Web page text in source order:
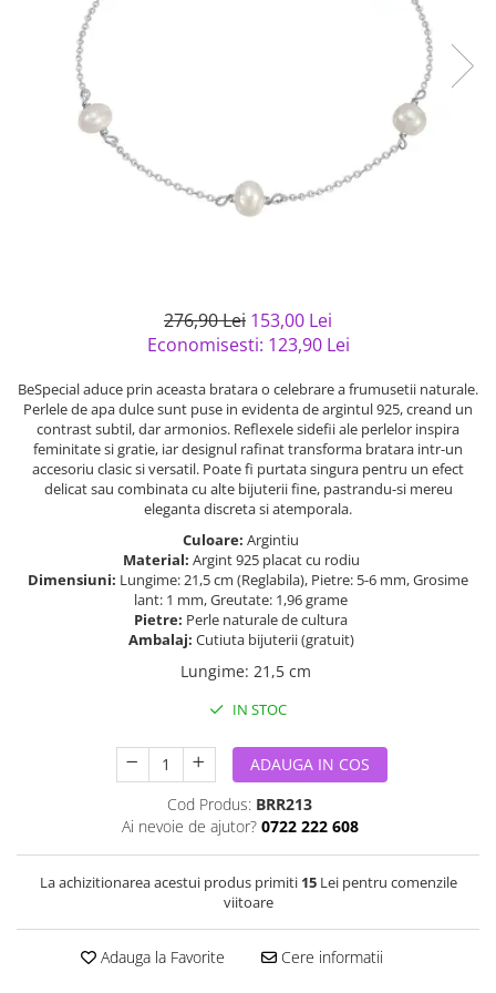
semipretioase
Bijuterii argint placat cu aur
Bijuterii argint cu diverse
materiale
Bijuterii argint cu murano
Bijuterii de Lux
Bijuterii gotice si rock
Bijuterii Handmade
Bijuterii fantezie
Casete si cutii de bijuterii
276,90 Lei 153,00 Lei
Economisesti: 123,90 Lei
BeSpecial aduce prin aceasta bratara o celebrare a frumusetii naturale.
Perlele de apa dulce sunt puse in evidenta de argintul 925, creand un
contrast subtil, dar armonios. Reflexele sidefii ale perlelor inspira
feminitate si gratie, iar designul rafinat transforma bratara intr-un
accesoriu clasic si versatil. Poate fi purtata singura pentru un efect
delicat sau combinata cu alte bijuterii fine, pastrandu-si mereu
eleganta discreta si atemporala.
Culoare: Argintiu
Material: Argint 925 placat cu rodiu
Dimensiuni: Lungime: 21,5 cm (Reglabila), Pietre: 5-6 mm, Grosime
lant: 1 mm, Greutate: 1,96 grame
Pietre: Perle naturale de cultura
Ambalaj: Cutiuta bijuterii (gratuit)
Lungime: 21,5 cm
IN STOC
ADAUGA IN COS
Cod Produs: BRR213
Ai nevoie de ajutor? 0722 222 608
La achizitionarea acestui produs primiti 15Lei pentru comenzile
viitoare
Adauga la Favorite Cere informatii